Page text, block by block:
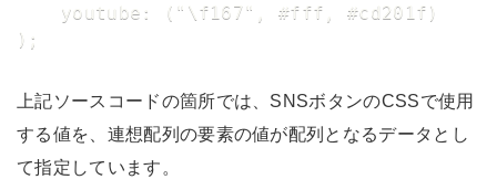
);
上記ソースコードの箇所では、SNSボタンのCSSで使用
する値を、連想配列の要素の値が配列となるデータとし
て指定しています。